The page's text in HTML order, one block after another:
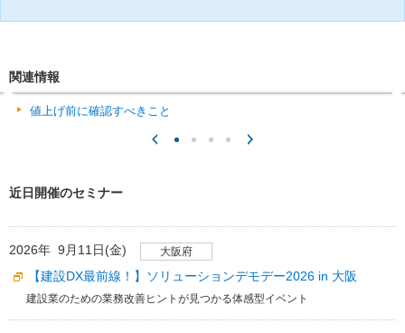
関連情報
値上げ前に確認すべきこと
近日開催のセミナー
2026年 9月11日(金) 大阪府
【建設DX最前線！】ソリューションデモデー2026 in 大阪
建設業のための業務改善ヒントが見つかる体感型イベント